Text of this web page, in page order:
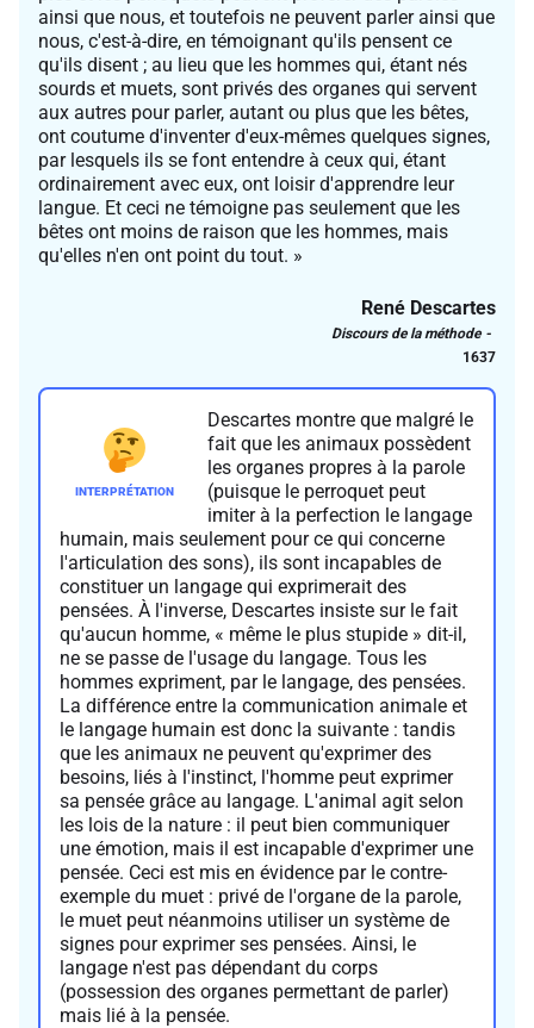
ainsi que nous, et toutefois ne peuvent parler ainsi que
nous, c'est-à-dire, en témoignant qu'ils pensent ce
qu'ils disent ; au lieu que les hommes qui, étant nés
sourds et muets, sont privés des organes qui servent
aux autres pour parler, autant ou plus que les bêtes,
ont coutume d'inventer d'eux-mêmes quelques signes,
par lesquels ils se font entendre à ceux qui, étant
ordinairement avec eux, ont loisir d'apprendre leur
langue. Et ceci ne témoigne pas seulement que les
bêtes ont moins de raison que les hommes, mais
qu'elles n'en ont point du tout. »
René Descartes
Discours de la méthode
1637
Descartes montre que malgré le
fait que les animaux possèdent
les organes propres à la parole
(puisque le perroquet peut
imiter à la perfection le langage
humain, mais seulement pour ce qui concerne
l'articulation des sons), ils sont incapables de
constituer un langage qui exprimerait des
pensées. À l'inverse, Descartes insiste sur le fait
qu'aucun homme, « même le plus stupide » dit-il,
ne se passe de l'usage du langage. Tous les
hommes expriment, par le langage, des pensées.
La différence entre la communication animale et
le langage humain est donc la suivante : tandis
que les animaux ne peuvent qu'exprimer des
besoins, liés à l'instinct, l'homme peut exprimer
sa pensée grâce au langage. L'animal agit selon
les lois de la nature : il peut bien communiquer
une émotion, mais il est incapable d'exprimer une
pensée. Ceci est mis en évidence par le contre-
exemple du muet : privé de l'organe de la parole,
le muet peut néanmoins utiliser un système de
signes pour exprimer ses pensées. Ainsi, le
langage n'est pas dépendant du corps
(possession des organes permettant de parler)
mais lié à la pensée.